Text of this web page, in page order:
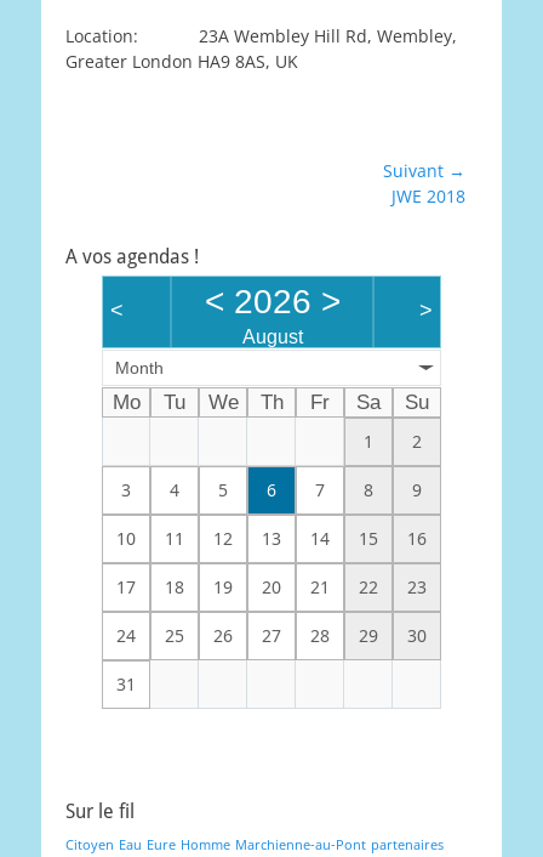
Location:
23A Wembley Hill Rd, Wembley,
Greater London HA9 8AS, UK
Suivant →
JWE 2018
A vos agendas !
< < 2026 >
August
>
Month
Mo Tu We Th Fr Sa
Su
1
2
3 4 5 6 7 8 9
10 11 12 13 14 15 16
17 18 19 20 21 22 23
24 25 26 27 28 29 30
31
Sur le fil
Citoyen Eau Eure Homme Marchienne-au-Pont partenaires